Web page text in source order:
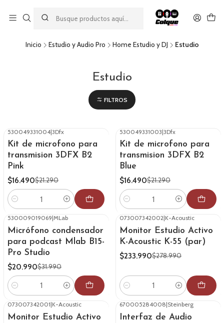
descuento por pago con transferencia bancaria
por una compra mínima de $49.990. Este descuento no es
acumulable a otras promociones ni aplicable a gastos de envío.
Inicio Estudio y Audio Pro Home Estudio y DJ Estudio
Estudio
FILTROS
-23% OFF
530049331004|3Dfx
Kit de microfono para
transmision 3DFX B2
Pink
$16.490$21.290
Cantidad
-23% OFF
530049331003|3Dfx
Kit de microfono para
transmision 3DFX B2
Blue
$16.490$21.290
Cantidad
530009019069|MLab
Micrófono condensador
para podcast Mlab B15-
Pro Studio
$20.990$31.990
Cantidad
073007342002|K-Acoustic
Monitor Estudio Activo
K-Acoustic K-55 (par)
$233.990$278.990
Cantidad
-16% OFF
073007342001|K-Acoustic
Monitor Estudio Activo
-18% OFF
670005284008|Steinberg
Interfaz de Audio